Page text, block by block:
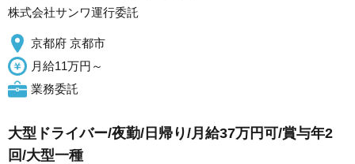
株式会社サンワ運行委託
京都府 京都市
月給11万円～
業務委託
大型ドライバー/夜勤/日帰り/月給37万円可/賞与年2
回/大型一種